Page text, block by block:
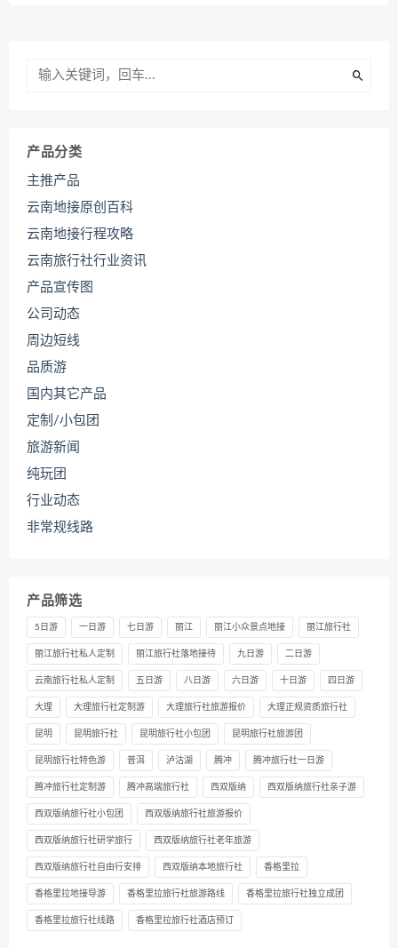
产品分类
主推产品
云南地接原创百科
云南地接行程攻略
云南旅行社行业资讯
产品宣传图
公司动态
周边短线
品质游
国内其它产品
定制/小包团
旅游新闻
纯玩团
行业动态
非常规线路
产品筛选
5日游 一日游 七日游 丽江 丽江小众景点地接 丽江旅行社
丽江旅行社私人定制 丽江旅行社落地接待 九日游 二日游
云南旅行社私人定制 五日游 八日游 六日游 十日游 四日游
大理 大理旅行社定制游 大理旅行社旅游报价 大理正规资质旅行社
昆明 昆明旅行社 昆明旅行社小包团 昆明旅行社旅游团
昆明旅行社特色游 普洱 泸沽湖 腾冲 腾冲旅行社一日游
腾冲旅行社定制游 腾冲高端旅行社 西双版纳 西双版纳旅行社亲子游
西双版纳旅行社小包团 西双版纳旅行社旅游报价
西双版纳旅行社研学旅行 西双版纳旅行社老年旅游
西双版纳旅行社自由行安排 西双版纳本地旅行社 香格里拉
香格里拉地接导游 香格里拉旅行社旅游路线 香格里拉旅行社独立成团
香格里拉旅行社线路 香格里拉旅行社酒店预订